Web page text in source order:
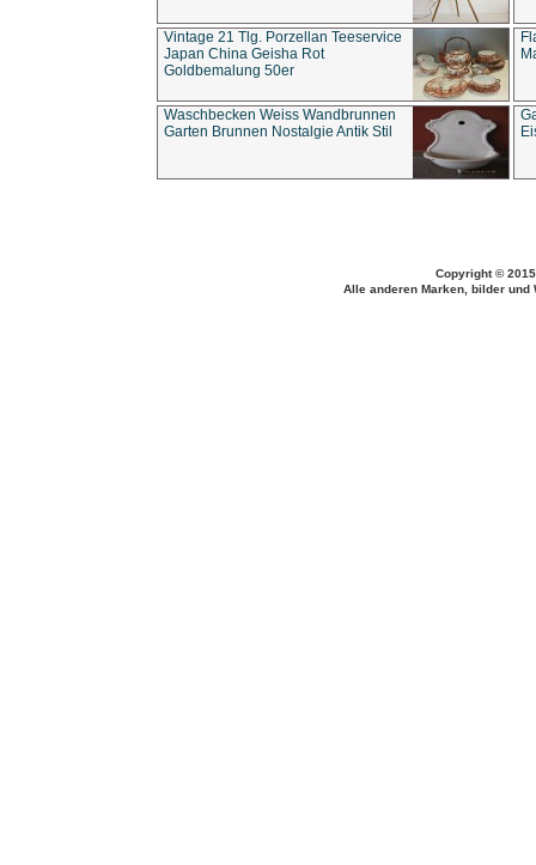
Vintage 21 Tlg. Porzellan Teeservice
Japan China Geisha Rot
Goldbemalung 50er
Waschbecken Weiss Wandbrunnen
Garten Brunnen Nostalgie Antik Stil
Copyright ©
Alle anderen Marken, bilder und